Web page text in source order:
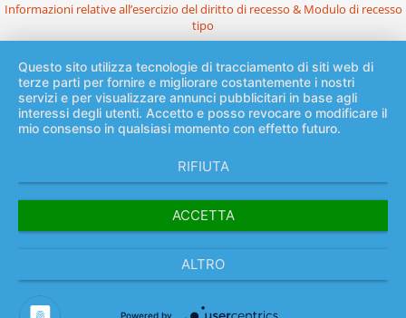
Informazioni relative all’esercizio del diritto di recesso & Modulo di recesso
tipo
Questo sito utilizza tecnologie di tracciamento di siti web di
terze parti per fornire e migliorare costantemente i nostri
servizi e per visualizzare annunci pubblicitari in base agli
interessi degli utenti. Accetto e posso revocare o modificare il
mio consenso in qualsiasi momento con effetto futuro.
RIFIUTA
ACCETTA
ALTRO
Powered by